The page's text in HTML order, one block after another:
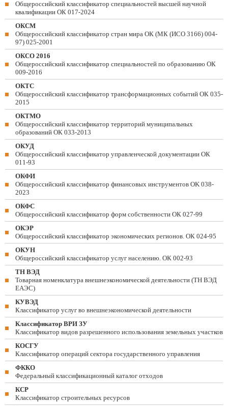
Общероссийский классификатор специальностей высшей научной
квалификации ОК 017-2024
ОКСМ
Общероссийский классификатор стран мира ОК (МК (ИСО 3166) 004-
97) 025-2001
ОКСО 2016
Общероссийский классификатор специальностей по образованию ОК
009-2016
ОКТС
Общероссийский классификатор трансформационных событий ОК 035-
2015
ОКТМО
Общероссийский классификатор территорий муниципальных
образований ОК 033-2013
ОКУД
Общероссийский классификатор управленческой документации ОК
011-93
ОКФИ
Общероссийский классификатор финансовых инструментов OK 038-
2023
ОКФС
Общероссийский классификатор форм собственности ОК 027-99
ОКЭР
Общероссийский классификатор экономических регионов. ОК 024-95
ОКУН
Общероссийский классификатор услуг населению. ОК 002-93
ТН ВЭД
Товарная номенклатура внешнеэкономической деятельности (ТН ВЭД
ЕАЭС)
КУВЭД
Классификатор услуг во внешнеэкономической деятельности
Классификатор ВРИ ЗУ
Классификатор видов разрешенного использования земельных участков
КОСГУ
Классификатор операций сектора государственного управления
ФККО
Федеральный классификационный каталог отходов
КСР
Классификатор строительных ресурсов